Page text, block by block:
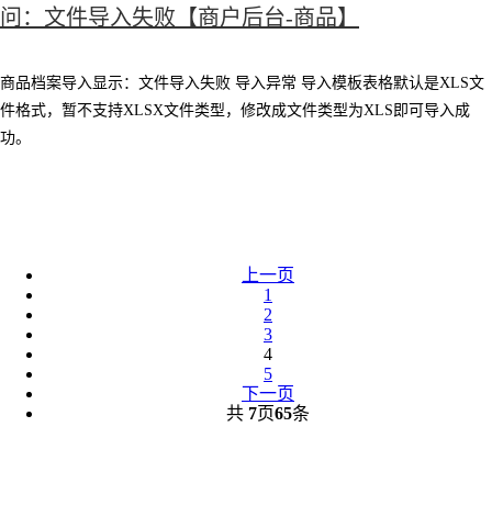
问：文件导入失败【商户后台-商品】
商品档案导入显示：文件导入失败 导入异常 导入模板表格默认是XLS文
件格式，暂不支持XLSX文件类型，修改成文件类型为XLS即可导入成
功。
上一页
1
2
3
4
5
下一页
共 7页65条